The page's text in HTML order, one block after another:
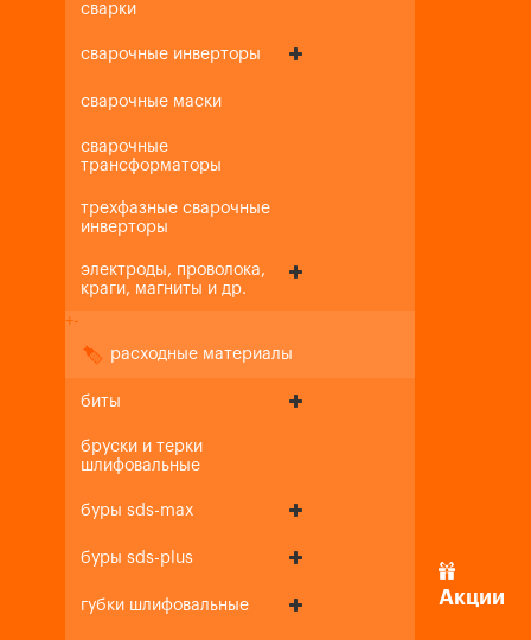
сварки
сварочные инверторы
сварочные маски
сварочные
трансформаторы
трехфазные сварочные
инверторы
электроды, проволока,
краги, магниты и др.
+-
расходные материалы
биты
бруски и терки
шлифовальные
буры sds-max
буры sds-plus
губки шлифовальные Акции